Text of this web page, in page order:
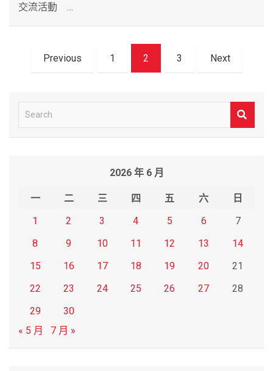
交流活動 …
Previous 1 2 3 Next
e
2026 年 6 月
一 二 三 四 五 六
日
1
2 3 4 5 6
7
8
9 10 11 12 13
14
15
16 17 18 19 20
21
22
23 24 25 26 27
28
29
30
« 5 月
7 月 »